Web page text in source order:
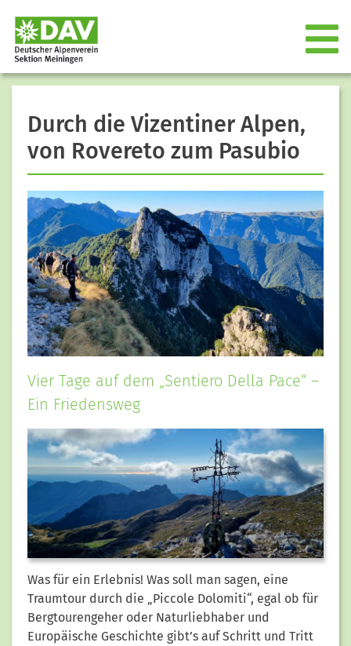
Durch die Vizentiner Alpen,
von Rovereto zum Pasubio
Vier Tage auf dem „Sentiero Della Pace“ –
Ein Friedensweg
Was für ein Erlebnis! Was soll man sagen, eine
Traumtour durch die „Piccole Dolomiti“, egal ob für
Bergtourengeher oder Naturliebhaber und
Europäische Geschichte gibt’s auf Schritt und Tritt